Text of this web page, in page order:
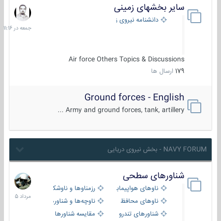
سایر بخشهای زمینی
دانشنامه نیروی زمینی
Air force Others Topics & Discussions
179 ارسال ها
جمعه
در
11:16
Ground forces - English
Army and ground forces, tank, artillery ...
NAVY FORUM - بخش نیروی دریایی
شناورهای سطحی
ناوهای هواپیمابر و بالگرد بررزمناوها و ناوشکن‌ها
ناوهای محافظ
ناوچه‌ها و شناورهای گشتی
شناورهای تندرو
مقایسه شناورها
2
مرداد
1405